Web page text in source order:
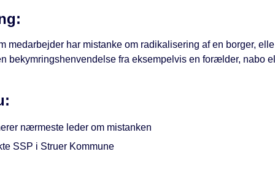
medarbejder har mistanke om radikalisering af en borger,
bekymringshenvendelse fra eksempelvis en forælder, nabo
nærmeste leder om mistanken
SSP i Struer Kommune